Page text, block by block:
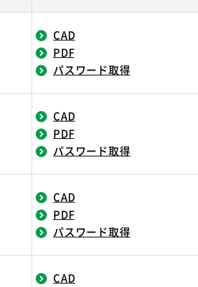
CAD
PDF
パスワード取得
CAD
PDF
パスワード取得
CAD
PDF
パスワード取得
CAD